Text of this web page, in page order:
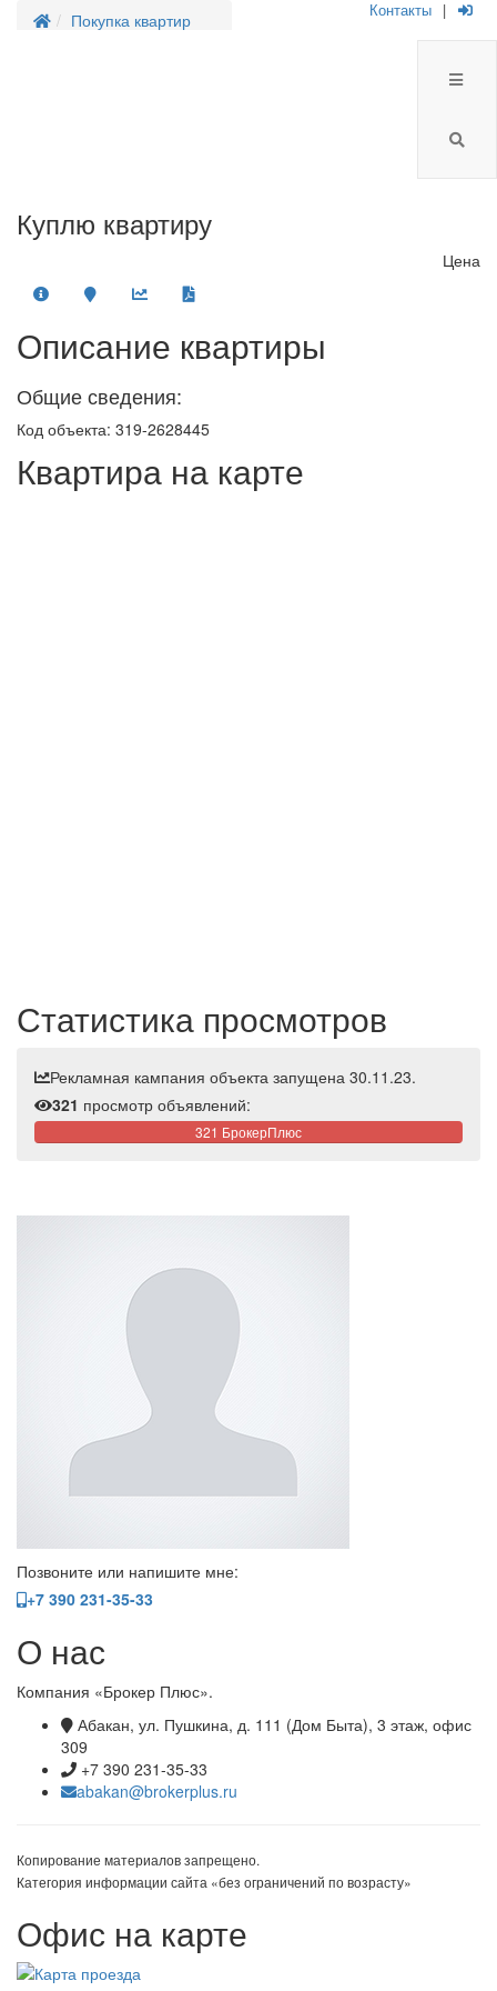
Покупка квартир Контакты |
Куплю квартиру
Цена
Описание квартиры
Общие сведения:
Код объекта: 319-2628445
Квартира на карте
Статистика просмотров
Рекламная кампания объекта запущена 30.11.23.
321 просмотр объявлений:
321 БрокерПлюс
Позвоните или напишите мне:
+7 390 231-35-33
О нас
Компания «Брокер Плюс».
Абакан, ул. Пушкина, д. 111 (Дом Быта), 3 этаж, офис
309
+7 390 231-35-33
abakan@brokerplus.ru
Копирование материалов запрещено.
Категория информации сайта «без ограничений по возрасту»
Офис на карте